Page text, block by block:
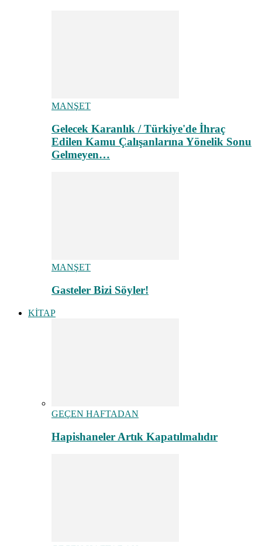
MANŞET
Gelecek Karanlık / Türkiye'de İhraç
Edilen Kamu Çalışanlarına Yönelik Sonu
Gelmeyen…
MANŞET
Gasteler Bizi Söyler!
KİTAP
GEÇEN HAFTADAN
Hapishaneler Artık Kapatılmalıdır